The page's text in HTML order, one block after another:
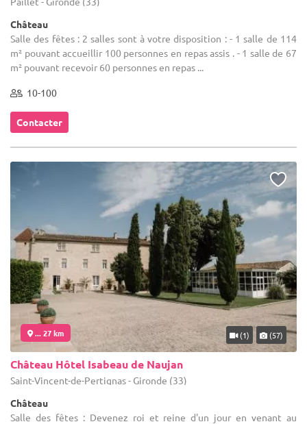
Château
Salle des fêtes : 2 salles sont à votre disposition : - 1 salle de 114
m² pouvant accueillir 100 personnes en repas assis . - 1 salle de 67
m² pouvant recevoir 60 personnes en repas ...
10-100
Contacter
... 27 km (1) (57)
Château Hôtel Isabeau de Naujan
Saint-Vincent-de-Pertignas - Gironde (33)
Château
Salle des fêtes : Devenez roi et reine d'un jour en venant au